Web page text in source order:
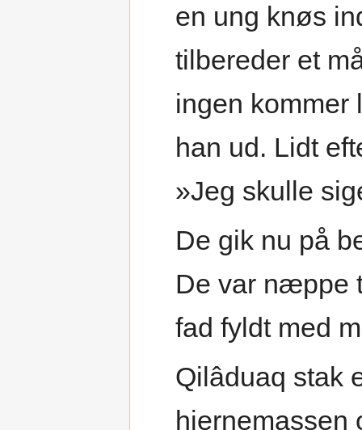
en ung knøs
tilbereder et
ingen kommer
han ud. Lidt
»Jeg skulle
De gik nu på
De var næppe
fad fyldt med
Qilâduaq stak
hjernemassen